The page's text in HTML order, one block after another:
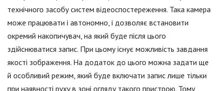
технічного засобу систем відеоспостереження. Така камера
може працювати і автономно, і дозволяє встановити
окремий накопичувач, на який буде після цього
здійснюватися запис. При цьому існує можливість завдання
якості зображення. На додаток до цього можна задати ще
й особливий режим, який буде включати запис лише тільки
при наявності руху в зоні огляду такого пристрою. Тому